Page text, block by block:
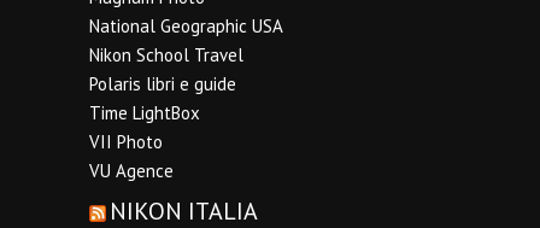
National Geographic USA
Nikon School Travel
Polaris libri e guide
Time LightBox
VII Photo
VU Agence
NIKON ITALIA